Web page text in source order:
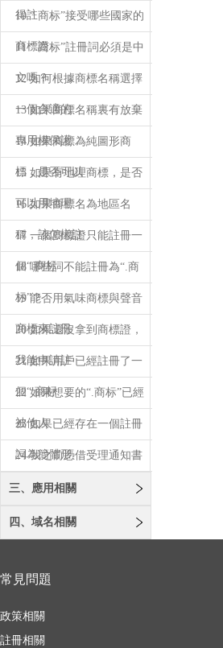
得註
10 “.商标”接受哪些國家的
商標證
11 “.商标”註冊詞必須是中
文嗎？
12 如何根據商標名稱選擇
一個合適的
13 如果商標名稱裏有放棄
專用權保護
14 如果商標為純圖形商
標，是否可以
15 如果有地理商標，是否
可以用地理
16 如果商標名為地區名
稱，該怎樣註
17 一個商標證只能註冊一
個“.商标
18 哪些詞不能註冊為“.商
标”？
19 能否用氣味商標與聲音
商標來註冊
20 如果還沒拿到商標證，
我能申請註
21 如果用戶已經註冊了一
個“.商标
22 如果想要的“.商标”已經
被他人
23 如果已經存在一個註冊
詞為簡體形
24 我之前憑借受理通知書
註冊了“.
三、應用相關
四、域名相關
常見問題
政策相關
註冊相關